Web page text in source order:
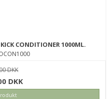
CONDITIONER 1000ML.
DKK
DKK